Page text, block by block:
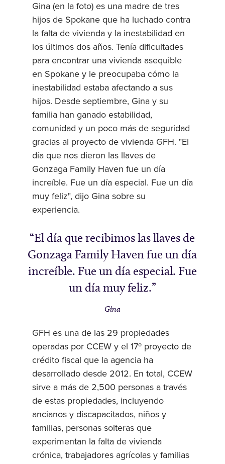
Gina (en la foto) es una madre de tres
hijos de Spokane que ha luchado contra
la falta de vivienda y la inestabilidad en
los últimos dos años. Tenía dificultades
para encontrar una vivienda asequible
en Spokane y le preocupaba cómo la
inestabilidad estaba afectando a sus
hijos. Desde septiembre, Gina y su
familia han ganado estabilidad,
comunidad y un poco más de seguridad
gracias al proyecto de vivienda GFH. "El
día que nos dieron las llaves de
Gonzaga Family Haven fue un día
increíble. Fue un día especial. Fue un día
muy feliz", dijo Gina sobre su
experiencia.
El día que recibimos las llaves de
Gonzaga Family Haven fue un día
increíble. Fue un día especial. Fue
un día muy feliz.
Gina
GFH es una de las 29 propiedades
operadas por CCEW y el 17º proyecto de
crédito fiscal que la agencia ha
desarrollado desde 2012. En total, CCEW
sirve a más de 2,500 personas a través
de estas propiedades, incluyendo
ancianos y discapacitados, niños y
familias, personas solteras que
experimentan la falta de vivienda
crónica, trabajadores agrícolas y familias